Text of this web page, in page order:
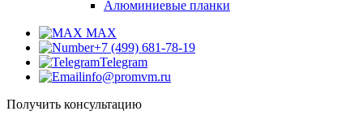
Алюминиевые планки
MAX
+7 (499) 681-78-19
Telegram
info@promvm.ru
Получить консультацию